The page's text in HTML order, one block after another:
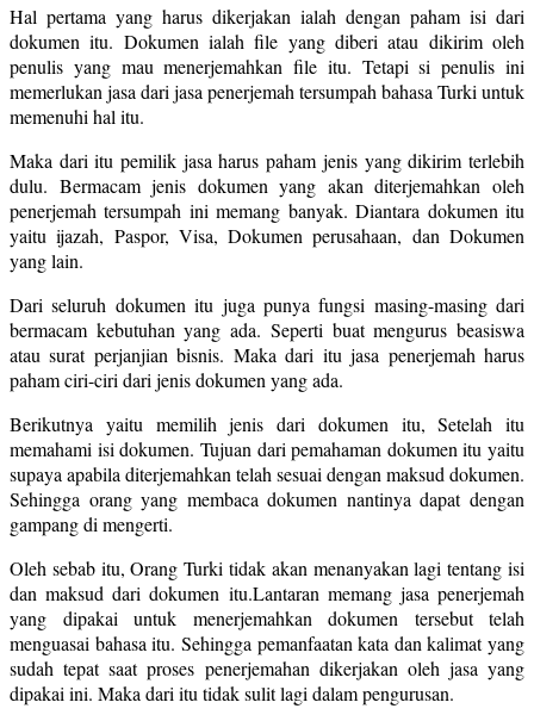
Hal pertama yang harus dikerjakan ialah dengan paham isi dari
dokumen itu. Dokumen ialah file yang diberi atau dikirim oleh
penulis yang mau menerjemahkan file itu. Tetapi si penulis ini
memerlukan jasa dari jasa penerjemah tersumpah bahasa Turki untuk
memenuhi hal itu.
Maka dari itu pemilik jasa harus paham jenis yang dikirim terlebih
dulu. Bermacam jenis dokumen yang akan diterjemahkan oleh
penerjemah tersumpah ini memang banyak. Diantara dokumen itu
yaitu ijazah, Paspor, Visa, Dokumen perusahaan, dan Dokumen
yang lain.
Dari seluruh dokumen itu juga punya fungsi masing-masing dari
bermacam kebutuhan yang ada. Seperti buat mengurus beasiswa
atau surat perjanjian bisnis. Maka dari itu jasa penerjemah harus
paham ciri-ciri dari jenis dokumen yang ada.
Berikutnya yaitu memilih jenis dari dokumen itu, Setelah itu
memahami isi dokumen. Tujuan dari pemahaman dokumen itu yaitu
supaya apabila diterjemahkan telah sesuai dengan maksud dokumen.
Sehingga orang yang membaca dokumen nantinya dapat dengan
gampang di mengerti.
Oleh sebab itu, Orang Turki tidak akan menanyakan lagi tentang isi
dan maksud dari dokumen itu.Lantaran memang jasa penerjemah
yang dipakai untuk menerjemahkan dokumen tersebut telah
menguasai bahasa itu. Sehingga pemanfaatan kata dan kalimat yang
sudah tepat saat proses penerjemahan dikerjakan oleh jasa yang
dipakai ini. Maka dari itu tidak sulit lagi dalam pengurusan.